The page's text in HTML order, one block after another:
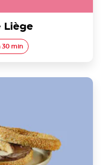
Liège
30 min